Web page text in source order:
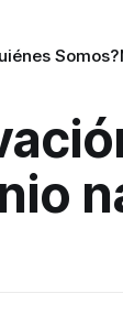
Somos?